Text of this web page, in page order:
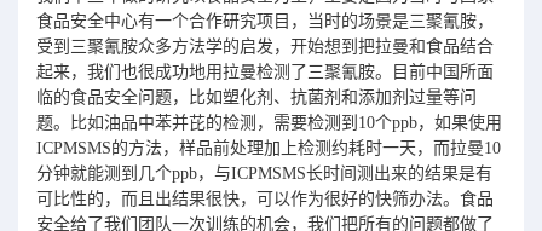
食品安全中心有一个合作研究项目，当时的场景是三聚氰胺，
受到三聚氰胺众多方法学的启发，开始想到把拉曼和食品结合
起来，我们也很成功地用拉曼检测了三聚氰胺。目前中国所面
临的食品安全问题，比如塑化剂、抗菌剂和添加剂过量等问
题。比如油品中苯并芘的检测，需要检测到10个ppb，如果使用
ICPMSMS的方法，样品前处理加上检测约耗时一天，而拉曼10
分钟就能测到几个ppb，与ICPMSMS长时间测出来的结果是有
可比性的，而且出结果很快，可以作为很好的快筛办法。食品
安全给了我们团队一次训练的机会，我们把所有的问题都做了